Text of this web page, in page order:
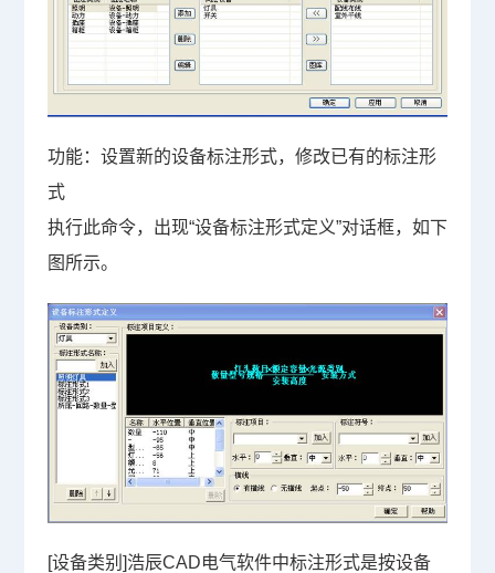
功能：设置新的设备标注形式，修改已有的标注形
式
执行此命令，出现“设备标注形式定义”对话框，如下
图所示。
[设备类别 ]浩辰CAD电气软件中标注形式是按设备